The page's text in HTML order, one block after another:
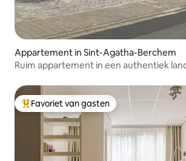
Appartement in Sint-Agatha-Berchem
Ruim appartement in een authentiek
Topfavoriet van gasten
Favoriet van gasten